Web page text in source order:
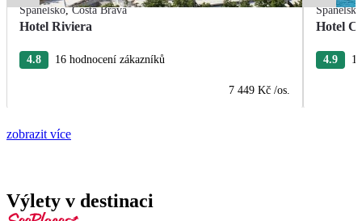
Španělsko,Costa Brava
Hotel Riviera
4.8 16 hodnocení zákazníků
7 449 Kč /os.
Španělsko
Hotel
4.9
zobrazit více
Výlety v destinaci